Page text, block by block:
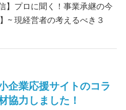
】プロに聞く！事業承継の今
~ 現経営者の考えるべき３
企業応援サイトのコラ
協力しました！